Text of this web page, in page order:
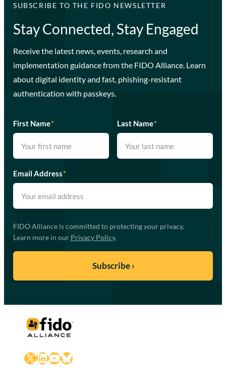
SUBSCRIBE TO THE FIDO NEWSLETTER
Stay Connected, Stay Engaged
Receive the latest news, events, research and
implementation guidance from the FIDO Alliance. Learn
about digital identity and fast, phishing-resistant
authentication with passkeys.
First Name* Last Name*
Email Address*
FIDO Alliance is committed to protecting your privacy.
Learn more in our Privacy Policy.
X LinkedIn
YouTube
Bluesky